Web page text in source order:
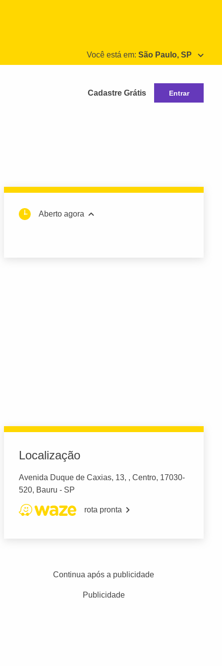
Você está em: São Paulo, SP
Cadastre Grátis Entrar
Aberto agora
Localização
Avenida Duque de Caxias, 13, , Centro, 17030-
520, Bauru - SP
rota pronta
Continua após a publicidade
Publicidade